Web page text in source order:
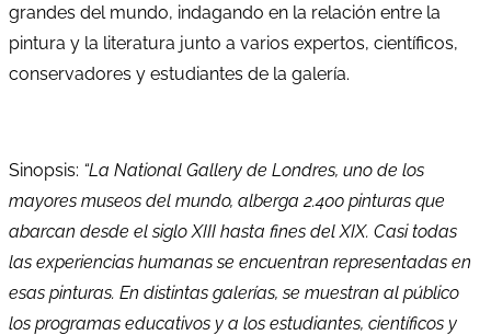
grandes del mundo, indagando en la relación entre la
pintura y la literatura junto a varios expertos, científicos,
conservadores y estudiantes de la galería.
Sinopsis: “La National Gallery de Londres, uno de los
mayores museos del mundo, alberga 2.400 pinturas que
abarcan desde el siglo XIII hasta fines del XIX. Casi todas
las experiencias humanas se encuentran representadas en
esas pinturas. En distintas galerías, se muestran al público
los programas educativos y a los estudiantes, científicos y